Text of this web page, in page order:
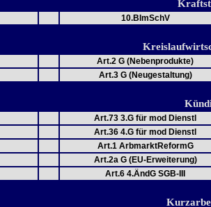
10.BImSchV
Art.2 G (Nebenprodukte)
Art.3 G (Neugestaltung)
Art.73 3.G für mod Dienstl
Art.36 4.G für mod Dienstl
Art.1 ArbmarktReformG
Art.2a G (EU-Erweiterung)
Art.6 4.ÄndG SGB-III